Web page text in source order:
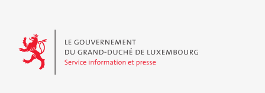
Le Gouvernement du Grand-Duché de Luxembourg - Service